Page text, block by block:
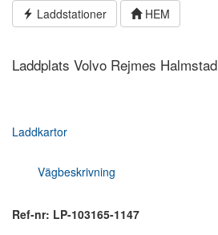
Hoppa Laddstationer HEM
Laddplats Volvo Rejmes Halmstad
Laddkartor
Vägbeskrivning
Ref-nr: LP-103165-1147